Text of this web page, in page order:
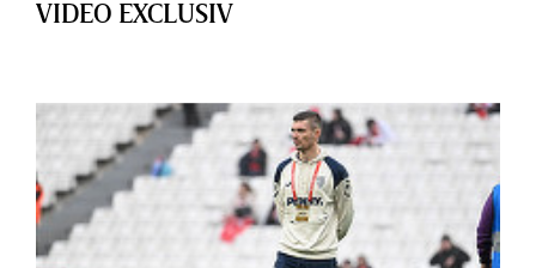
VIDEO EXCLUSIV